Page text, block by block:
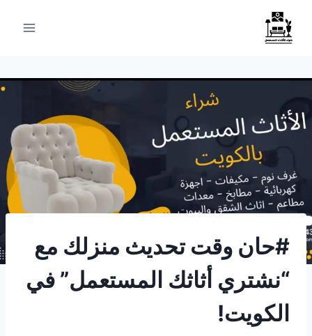
التجاوز
المحتوى
#حان وقت تحديث منزلك مع
“نشتري أثاثك المستعمل” في
الكويت!